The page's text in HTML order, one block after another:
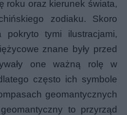
roku oraz kierunek świata,
zodiaku. Skoro
pokryto tymi ilustracjami,
znane były przed
one ważną rolę w
często ich symbole
geomantycznych
to przyrząd